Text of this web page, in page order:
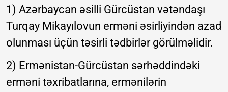
1) Azərbaycan əsilli Gürcüstan vətəndaşı
Turqay Mikayılovun erməni əsirliyindən azad
olunması üçün təsirli tədbirlər görülməlidir.
2) Ermənistan-Gürcüstan sərhəddindəki
erməni təxribatlarına, ermənilərin